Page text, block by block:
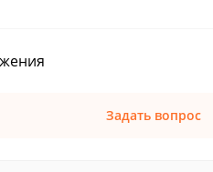
Задать вопрос